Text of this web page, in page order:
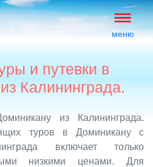
меню
и путевки в
Калининграда.
из Калининграда.
туров в Доминикану с
включает только
низкими ценами. Для